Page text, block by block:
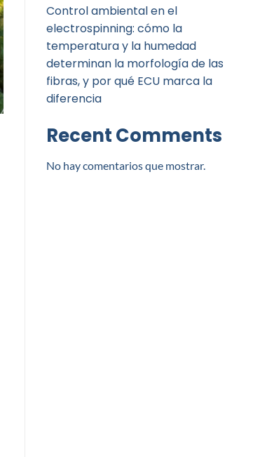
Control ambiental en el
electrospinning: cómo la
temperatura y la humedad
determinan la morfología de las
fibras, y por qué ECU marca la
diferencia
Recent Comments
No hay comentarios que mostrar.